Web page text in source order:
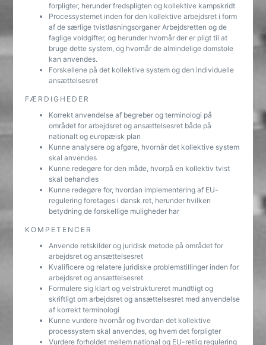
forpligter, herunder fredspligten og kollektive kampskridt
Processystemet inden for den kollektive arbejdsret i form
af de særlige tvistløsningsorganer Arbejdsretten og de
faglige voldgifter, og herunder hvornår der er pligt til at
bruge dette system, og hvornår de almindelige domstole
kan anvendes.
Forskellene på det kollektive system og den individuelle
ansættelsesret
FÆRDIGHEDER
Korrekt anvendelse af begreber og terminologi på
området for arbejdsret og ansættelsesret både på
nationalt og europæisk plan
Kunne analysere og afgøre, hvornår det kollektive system
skal anvendes
Kunne redegøre for den måde, hvorpå en kollektiv tvist
skal behandles
Kunne redegøre for, hvordan implementering af EU-
regulering foretages i dansk ret, herunder hvilken
betydning de forskellige muligheder har
KOMPETENCER
Anvende retskilder og juridisk metode på området for
arbejdsret og ansættelsesret
Kvalificere og relatere juridiske problemstillinger inden for
arbejdsret og ansættelsesret
Formulere sig klart og velstruktureret mundtligt og
skriftligt om arbejdsret og ansættelsesret med anvendelse
af korrekt terminologi
Kunne vurdere hvornår og hvordan det kollektive
processystem skal anvendes, og hvem det forpligter
Vurdere forholdet mellem national og EU-retlig regulering